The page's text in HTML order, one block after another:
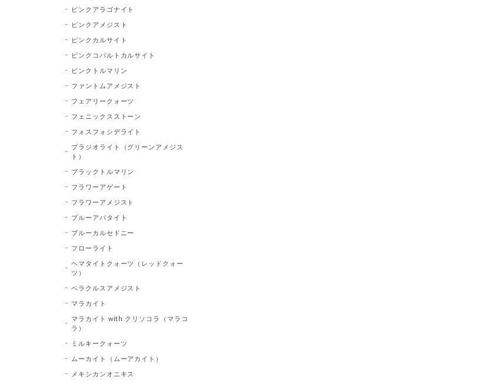
ピンクアラゴナイト
ピンクアメジスト
ピンクカルサイト
ピンクコバルトカルサイト
ピンクトルマリン
ファントムアメジスト
フェアリークォーツ
フェニックスストーン
フォスフォシデライト
プラジオライト（グリーンアメジス
ト）
ブラックトルマリン
フラワーアゲート
フラワーアメジスト
ブルーアパタイト
ブルーカルセドニー
フローライト
ヘマタイトクォーツ（レッドクォー
ツ）
ベラクルスアメジスト
マラカイト
マラカイト with クリソコラ（マラコ
ラ）
ミルキークォーツ
ムーカイト（ムーアカイト）
メキシカンオニキス